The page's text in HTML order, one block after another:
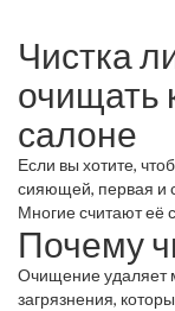
Чистка
очищать
салоне
Если вы хотите,
сияющей, первая и
Многие считают её
проще, если знать,
работают.
Почему
Очищение удаляет
загрязнения,